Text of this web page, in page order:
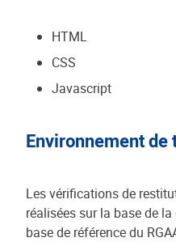
HTML
CSS
Javascript
Environnement de
Les vérifications de
réalisées sur la base de
base de référence du